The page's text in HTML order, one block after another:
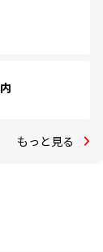
もっと見る